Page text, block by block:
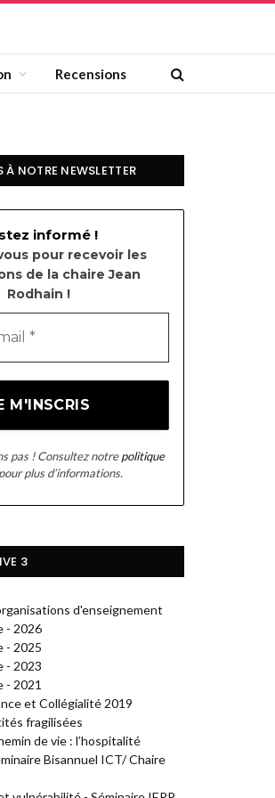
Recensions
NOTRE NEWSLETTER
informé !
pour recevoir les
de la chaire Jean
Rodhain !
pas ! Consultez notrepolitique
plus d’informations.
3
d'enseignement
- 2026
- 2025
- 2023
- 2021
et Collégialité 2019
fragilisées
de vie : l’hospitalité
Bisannuel ICT/ Chaire